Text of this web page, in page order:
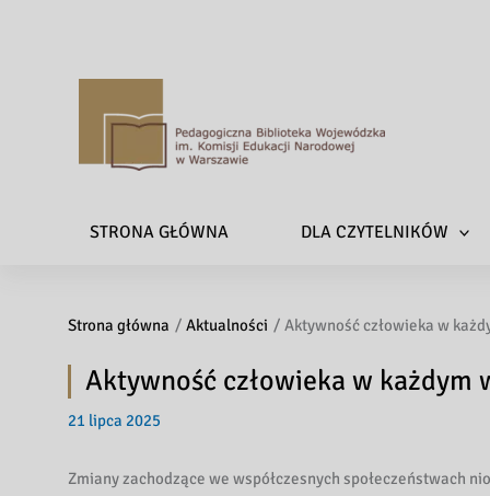
a
g
i
z
B
STRONA GŁÓWNA DLA CZYTELNIKÓW
Strona główna Aktualności Aktywność człowieka w
Aktywność człowieka w każdym
21 lipca 2025
Zmiany zachodzące we współczesnych społeczeństwach